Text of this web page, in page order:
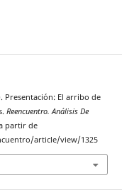
Presentación: El arribo de
Reencuentro. Análisis De
partir de
article/view/1325